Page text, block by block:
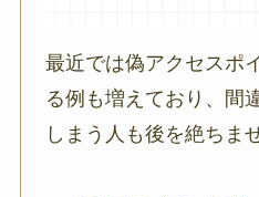
最近では偽アクセスポ
る例も増えており、間
しまう人も後を絶ちま